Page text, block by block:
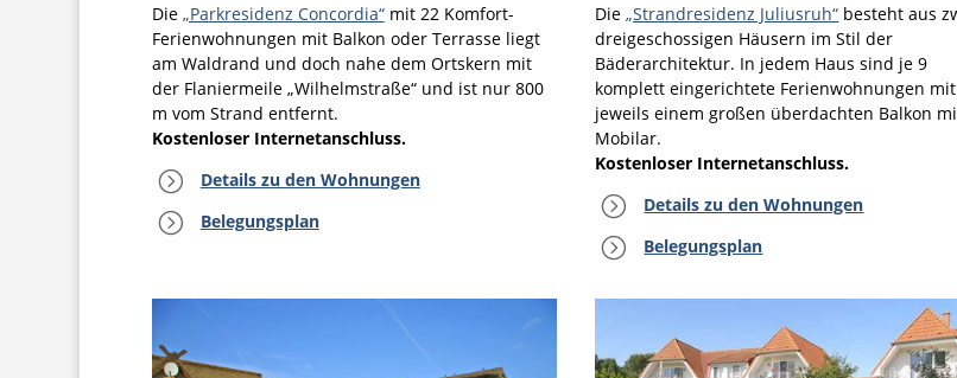
Die „Parkresidenz Concordia“mit 22 Komfort-
Ferienwohnungen mit Balkon oder Terrasse liegt
am Waldrand und doch nahe dem Ortskern mit
der Flaniermeile „Wilhelmstraße“ und ist nur 800
m vom Strand entfernt.
Kostenloser Internetanschluss.
= Details zu den Wohnungen
= Belegungsplan
Die„Strandresidenz Juliusruh“ besteht aus
dreigeschossigen Häusern im Stil der
Bäderarchitektur. In jedem Haus sind je 9
komplett eingerichtete Ferienwohnungen mit
jeweils einem großen überdachten Balkon
Mobilar.
Kostenloser Internetanschluss.
= Details zu den Wohnungen
= Belegungsplan